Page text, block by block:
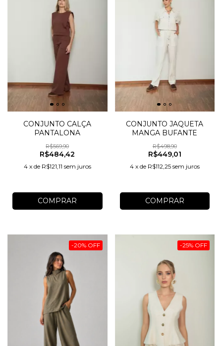
CONJUNTO CALÇA
PANTALONA
R$569,90
R$484,42
4 x de R$121,11 sem juros
COMPRAR
CONJUNTO JAQUETA
MANGA BUFANTE
R$498,90
R$449,01
4 x de R$112,25 sem juros
COMPRAR
-20% OFF -25% OFF